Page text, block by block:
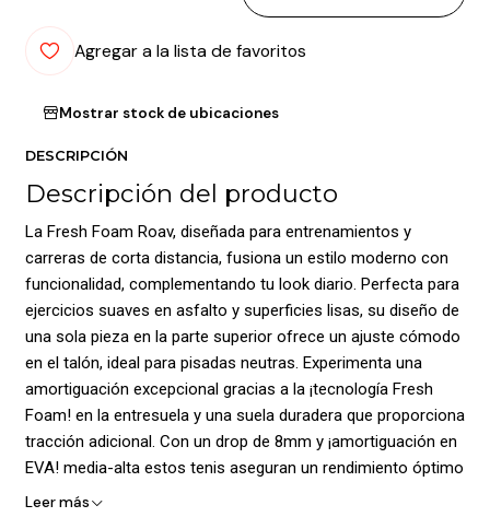
Agregar a la lista de favoritos
Mostrar stock de ubicaciones
DESCRIPCIÓN
Descripción del producto
La Fresh Foam Roav, diseñada para entrenamientos y
carreras de corta distancia, fusiona un estilo moderno con
funcionalidad, complementando tu look diario. Perfecta para
ejercicios suaves en asfalto y superficies lisas, su diseño de
una sola pieza en la parte superior ofrece un ajuste cómodo
en el talón, ideal para pisadas neutras. Experimenta una
amortiguación excepcional gracias a la ¡tecnología Fresh
Foam! en la entresuela y una suela duradera que proporciona
tracción adicional. Con un drop de 8mm y ¡amortiguación en
EVA! media-alta estos tenis aseguran un rendimiento óptimo
en cada paso. Composición: Capellada: 94% Textil (Malla), 6%
Leer más